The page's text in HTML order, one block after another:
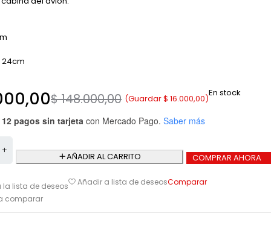
24cm
$148.000,00 (Guardar$ 16.000,00)
En stock
12 pagos sin tarjeta con Mercado Pago. Saber más
AÑADIR AL CARRITO COMPRAR AHORA
la lista de deseos Añadir a lista de deseosComparar
comparar